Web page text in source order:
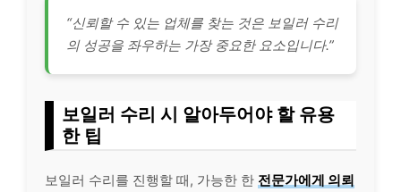
“신뢰할 수 있는 업체를 찾는 것은 보일러 수리
의 성공을 좌우하는 가장 중요한 요소입니다.”
보일러 수리 시 알아두어야 할 유용
한 팁
보일러 수리를 진행할 때, 가능한 한 전문가에게 의뢰